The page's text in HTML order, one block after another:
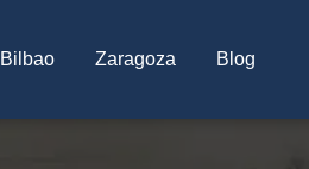
Bilbao Zaragoza Blog